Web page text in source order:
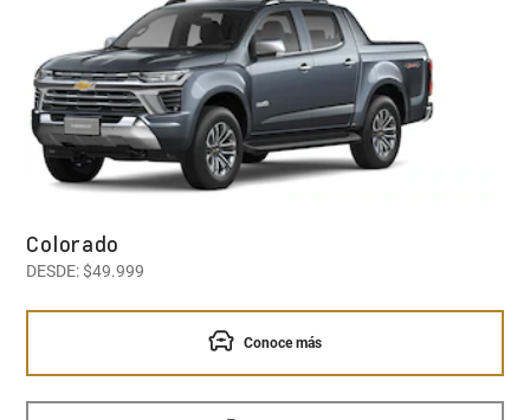
Colorado
DESDE: $49.999
Conoce más